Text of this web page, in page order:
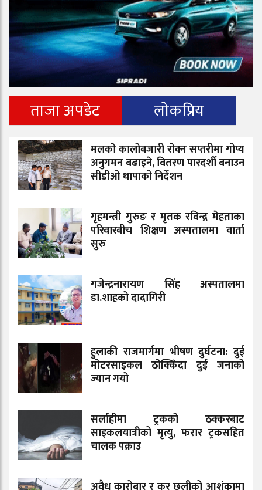
ताजा अपडेट लोकप्रिय
मलको कालोबजारी रोक्न सप्तरीमा गोप्य
अनुगमन बढाइने, वितरण पारदर्शी बनाउन
सीडीओ थापाको निर्देशन
गृहमन्त्री गुरुङ र मृतक रविन्द्र मेहताका
परिवारबीच शिक्षण अस्पतालमा वार्ता
सुरु
गजेन्द्रनारायण सिंह अस्पतालमा
डा.शाहको दादागिरी
हुलाकी राजमार्गमा भीषण दुर्घटना: दुई
मोटरसाइकल ठोक्किँदा दुई जनाको
ज्यान गयो
सर्लाहीमा ट्रकको ठक्करबाट
साइकलयात्रीको मृत्यु, फरार ट्रकसहित
चालक पक्राउ